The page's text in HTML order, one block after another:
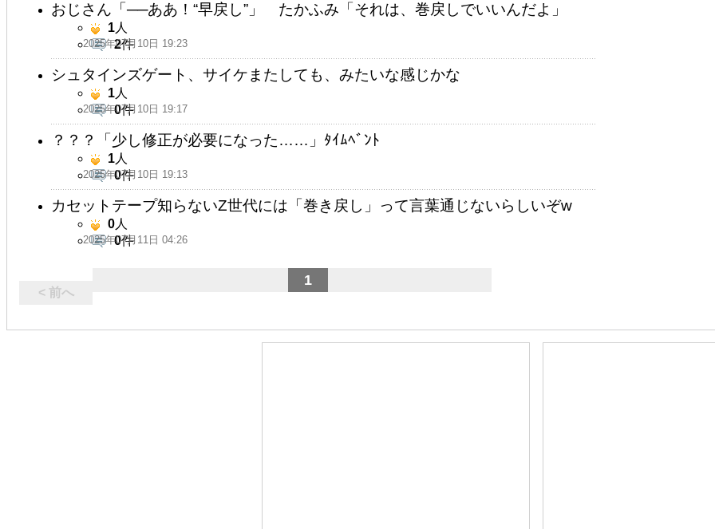
おじさん「──ああ！“早戻し”」 たかふみ「それは、巻戻しでいいんだよ」
2025年07月10日 19:23
1人
2件
シュタインズゲート、サイケまたしても、みたいな感じかな
2025年07月10日 19:17
1人
0件
？？？「少し修正が必要になった……」ﾀｲﾑﾍﾞﾝﾄ
2025年07月10日 19:13
1人
0件
カセットテープ知らないZ世代には「巻き戻し」って言葉通じないらしいぞw
2025年07月11日 04:26
0人
0件
< 前へ
1